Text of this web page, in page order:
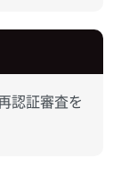
認証審査を